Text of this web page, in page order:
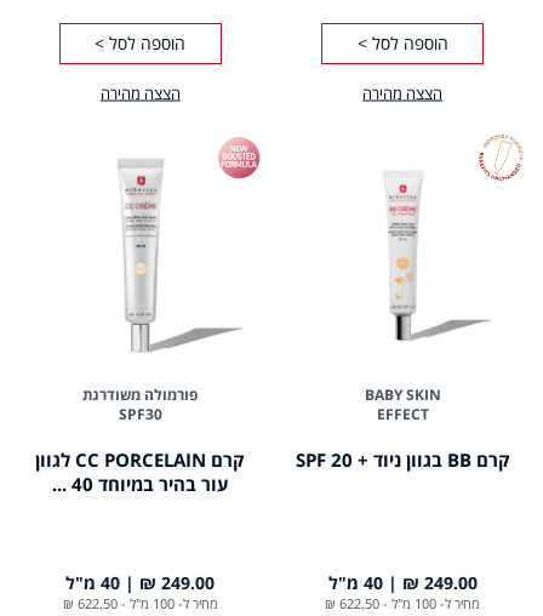
הצצה מהירה
הוספה לסל >
הצצה מהירה
הוספה לסל >
BABY SKIN
EFFECT
קרם BB בגוון ניוד + 20 SPF
249.00 ₪ 40 מ"ל
מחיר ל- 100 מ"ל -
622.50 ₪
פורמולה משודרגת
SPF30
קרם CC PORCELAIN לגוון
עור בהיר במיוחד 40 ...
249.00 ₪ 40 מ"ל
מחיר ל- 100 מ"ל -
622.50 ₪